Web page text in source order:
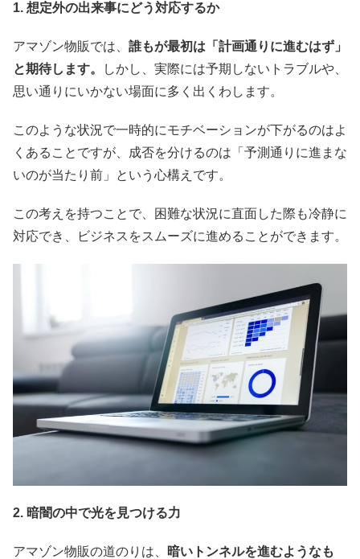
1. 想定外の出来事にどう対応するか
アマゾン物販では、 誰もが最初は「計画通りに進むはず」
と期待します。
しかし、実際には予期しないトラブルや、
思い通りにいかない場面に多く出くわします。
このような状況で一時的にモチベーションが下がるのはよ
くあることですが、成否を分けるのは「予測通りに進まな
いのが当たり前」という心構えです。
この考えを持つことで、困難な状況に直面した際も冷静に
対応でき、ビジネスをスムーズに進めることができます。
2. 暗闇の中で光を見つける力
アマゾン物販の道のりは、
暗いトンネルを進むようなも